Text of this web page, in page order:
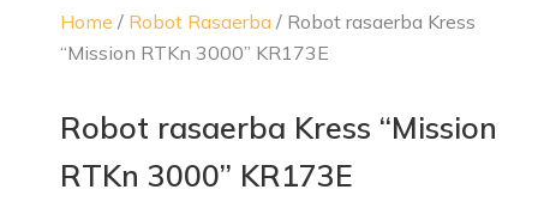
Home / Robot Rasaerba / Robot rasaerba Kress
“Mission RTKn 3000” KR173E
Robot rasaerba Kress “Mission
RTKn 3000” KR173E